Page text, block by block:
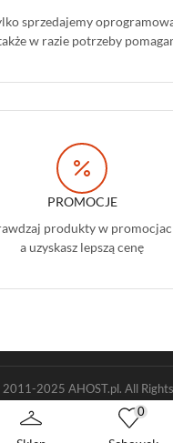
sprzedajemy
w razie potrzeby
PROMOCJE
produkty w
a uzyskasz lepszą cenę
2025 AHOST.pl. All
sklepu
Regulamin
prywatności
Nota
0